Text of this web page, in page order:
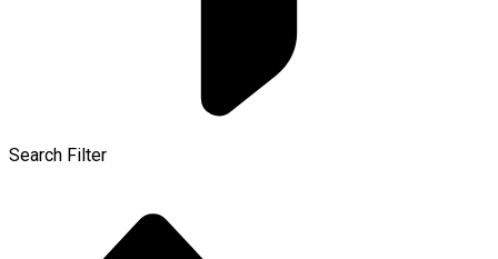
Search Filter